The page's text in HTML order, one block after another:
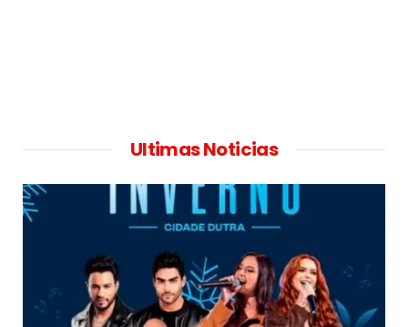
Ultimas Noticias